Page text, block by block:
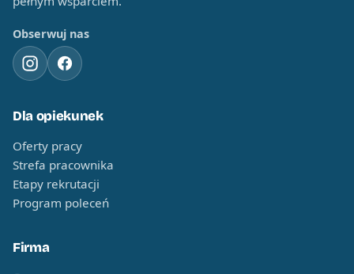
Obserwuj nas
Dla opiekunek
Oferty pracy
Strefa pracownika
Etapy rekrutacji
Program poleceń
Firma